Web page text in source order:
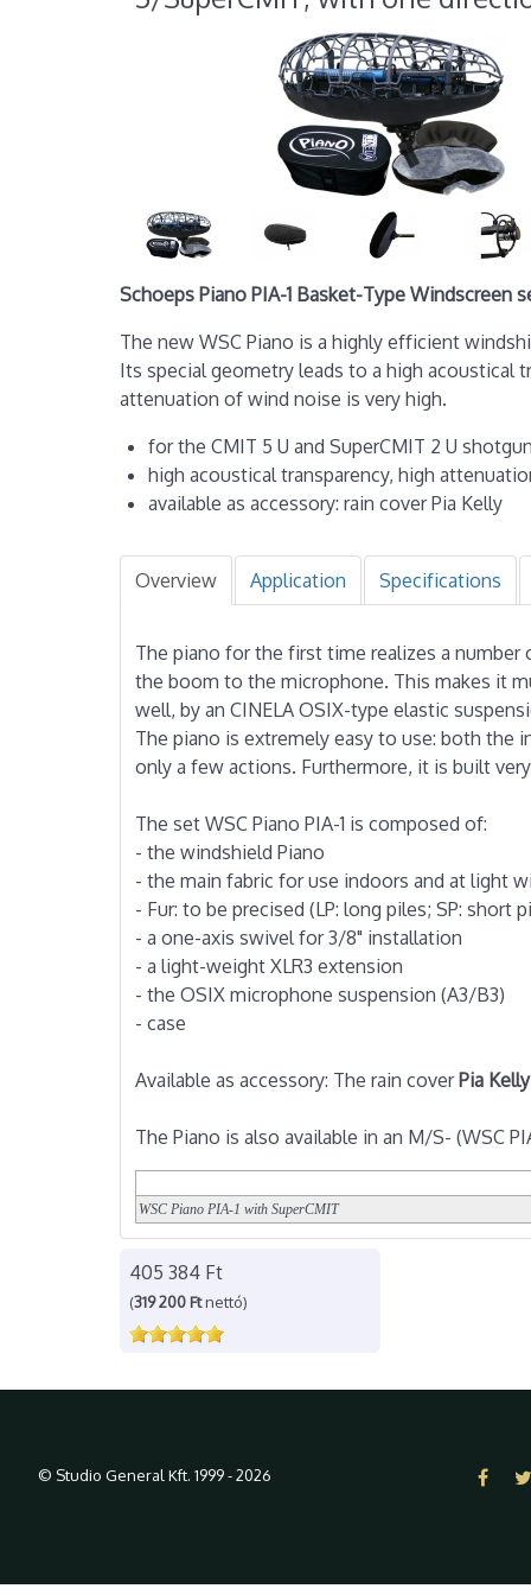
Schoeps Piano PIA-1 Basket-Type
The new WSC Piano is a highly efficient
Its special geometry leads to a high acoustical
attenuation of wind noise is very high.
for the CMIT 5 U and SuperCMIT 2 U
high acoustical transparency, high
available as accessory: rain cover Pia Kelly
Overview Application Specifications
The piano for the first time realizes a
the boom to the microphone. This makes it
well, by an CINELA OSIX-type elastic
The piano is extremely easy to use: both the
only a few actions. Furthermore, it is built
The set WSC Piano PIA-1 is composed of:
- the windshield Piano
- the main fabric for use indoors and at light
- Fur: to be precised (LP: long piles; SP: short
- a one-axis swivel for 3/8" installation
- a light-weight XLR3 extension
- the OSIX microphone suspension (A3/B3)
- case
Available as accessory: The rain coverPia Kelly
The Piano is also available in an M/S- (WSC
WSC Piano PIA-1 with SuperCMIT
405 384 Ft
(319 200 Ftnettó)
© Studio General Kft. 1999 - 2026